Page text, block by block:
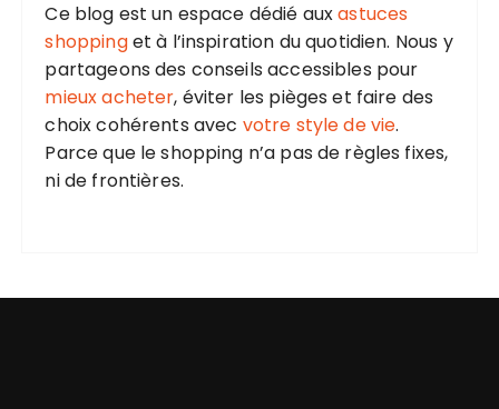
Ce blog est un espace dédié auxastuces
shoppinget à l’inspiration du quotidien. Nous y
partageons des conseils accessibles pour
mieux acheter, éviter les pièges et faire des
choix cohérents avec votre style de vie.
Parce que le shopping n’a pas de règles fixes,
ni de frontières.